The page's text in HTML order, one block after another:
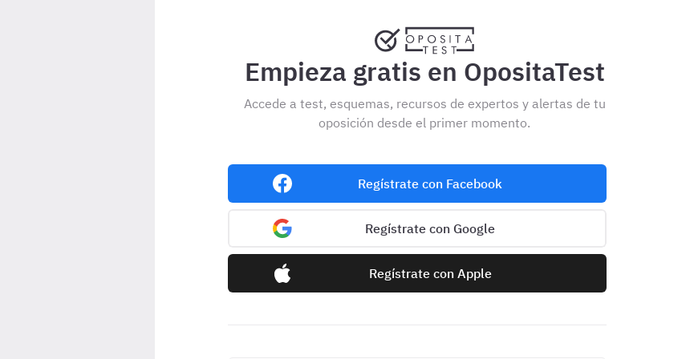
Empieza gratis en OpositaTest
Accede a test, esquemas, recursos de expertos y alertas de tu
oposición desde el primer momento.
Regístrate con Facebook
Regístrate con Google
Regístrate con Apple